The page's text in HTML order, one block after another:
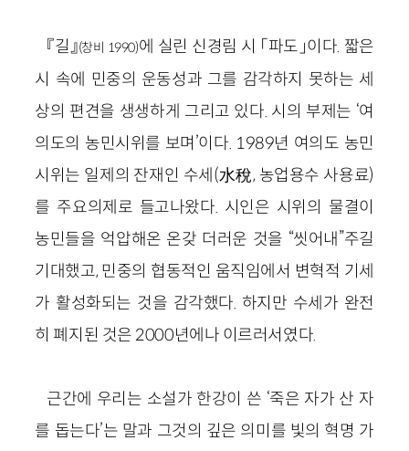
『길』(창비 1990)에 실린 신경림 시 「파도」이다. 짧은
시 속에 민중의 운동성과 그를 감각하지 못하는 세
상의 편견을 생생하게 그리고 있다. 시의 부제는 ‘여
의도의 농민시위를 보며’이다. 1989년 여의도 농민
시위는 일제의 잔재인 수세(水稅, 농업용수 사용료)
를 주요의제로 들고나왔다. 시인은 시위의 물결이
농민들을 억압해온 온갖 더러운 것을 “씻어내”주길
기대했고, 민중의 협동적인 움직임에서 변혁적 기세
가 활성화되는 것을 감각했다. 하지만 수세가 완전
히 폐지된 것은 2000년에나 이르러서였다.
근간에 우리는 소설가 한강이 쓴 ‘죽은 자가 산 자
를 돕는다’는 말과 그것의 깊은 의미를 빛의 혁명 가